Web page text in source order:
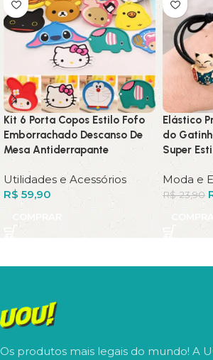
Kit 6 Porta Copos Estilo Fofo
Emborrachado Descanso De
Mesa Antiderrapante
Utilidades e Acessórios
R$ 59,90
COMPRAR
Elástico
do
Super
Moda e
R$23,90
Os produtos mais legais do mundo! A